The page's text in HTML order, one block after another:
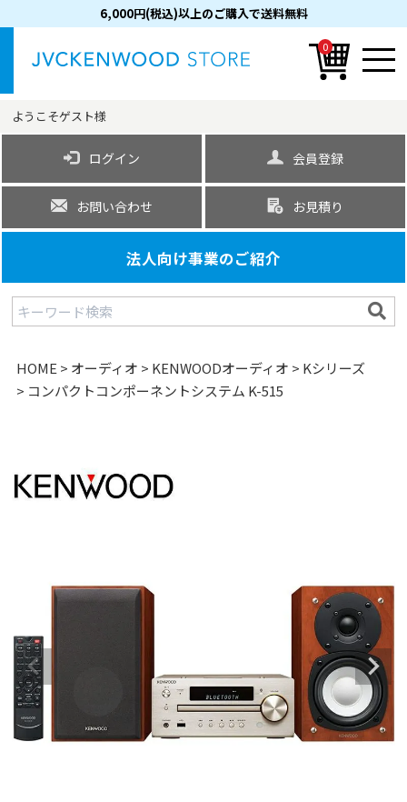
6,000円(税込)以上のご購入で送料無料
0
ようこそゲスト様
ログイン 会員登録
お問い合わせ お見積り
法人向け事業のご紹介
HOME オーディオ KENWOODオーディオ
Kシリーズ
コンパクトコンポーネントシステム K-515